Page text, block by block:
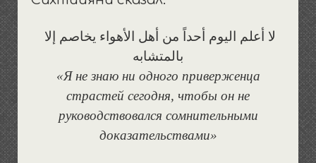
بالمتشابه
«Я не знаю ни одного приверженца
страстей сегодня, чтобы он не
руководствовался сомнительными
доказательствами»